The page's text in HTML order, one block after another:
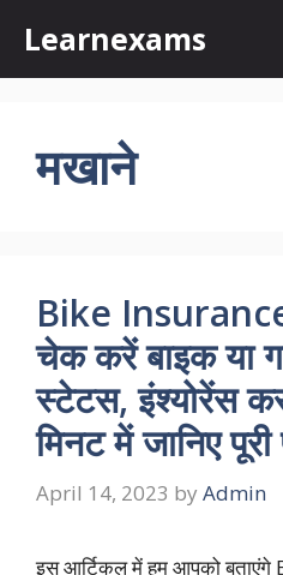
content
Learnexams
मखाने
Bike
चेक करें बाइक या
स्टेटस, इंश्योरेंस
मिनट में जानिए पूरी
April 14, 2023 by Admin
इस आर्टिकल में हम आपको